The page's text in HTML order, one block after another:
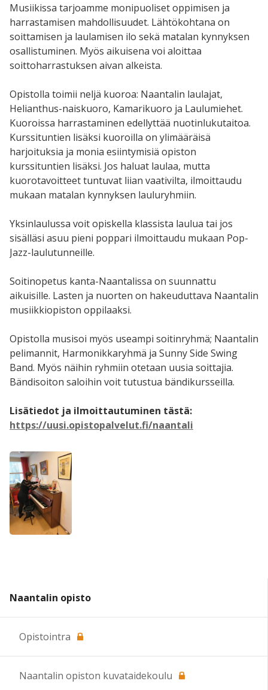
Musiikissa tarjoamme monipuoliset oppimisen ja
harrastamisen mahdollisuudet. Lähtökohtana on
soittamisen ja laulamisen ilo sekä matalan kynnyksen
osallistuminen. Myös aikuisena voi aloittaa
soittoharrastuksen aivan alkeista.
Opistolla toimii neljä kuoroa: Naantalin laulajat,
Helianthus-naiskuoro, Kamarikuoro ja Laulumiehet.
Kuoroissa harrastaminen edellyttää nuotinlukutaitoa.
Kurssituntien lisäksi kuoroilla on ylimääräisä
harjoituksia ja monia esiintymisiä opiston
kurssituntien lisäksi. Jos haluat laulaa, mutta
kuorotavoitteet tuntuvat liian vaativilta, ilmoittaudu
mukaan matalan kynnyksen lauluryhmiin.
Yksinlaulussa voit opiskella klassista laulua tai jos
sisälläsi asuu pieni poppari ilmoittaudu mukaan Pop-
Jazz-laulutunneille.
Soitinopetus kanta-Naantalissa on suunnattu
aikuisille. Lasten ja nuorten on hakeuduttava Naantalin
musiikkiopiston oppilaaksi.
Opistolla musisoi myös useampi soitinryhmä; Naantalin
pelimannit, Harmonikkaryhmä ja Sunny Side Swing
Band. Myös näihin ryhmiin otetaan uusia soittajia.
Bändisoiton saloihin voit tutustua bändikursseilla.
Lisätiedot ja ilmoittautuminen tästä:
https://uusi.opistopalvelut.fi/naantali
Naantalin opisto
Opistointra
Naantalin opiston kuvataidekoulu